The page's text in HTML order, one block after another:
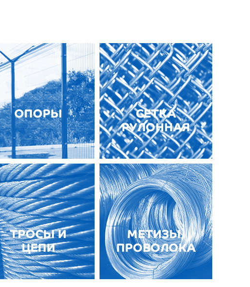
ОПОРЫ
СЕТКА
РУЛОННАЯ
ТРОСЫ И
ЦЕПИ
МЕТИЗЫ,
ПРОВОЛОКА